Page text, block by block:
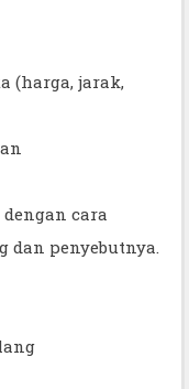
(harga, jarak,
cara
penyebutnya.